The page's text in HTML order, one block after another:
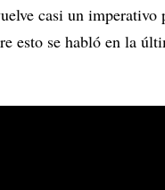
casi un imperativo
esto se habló en la